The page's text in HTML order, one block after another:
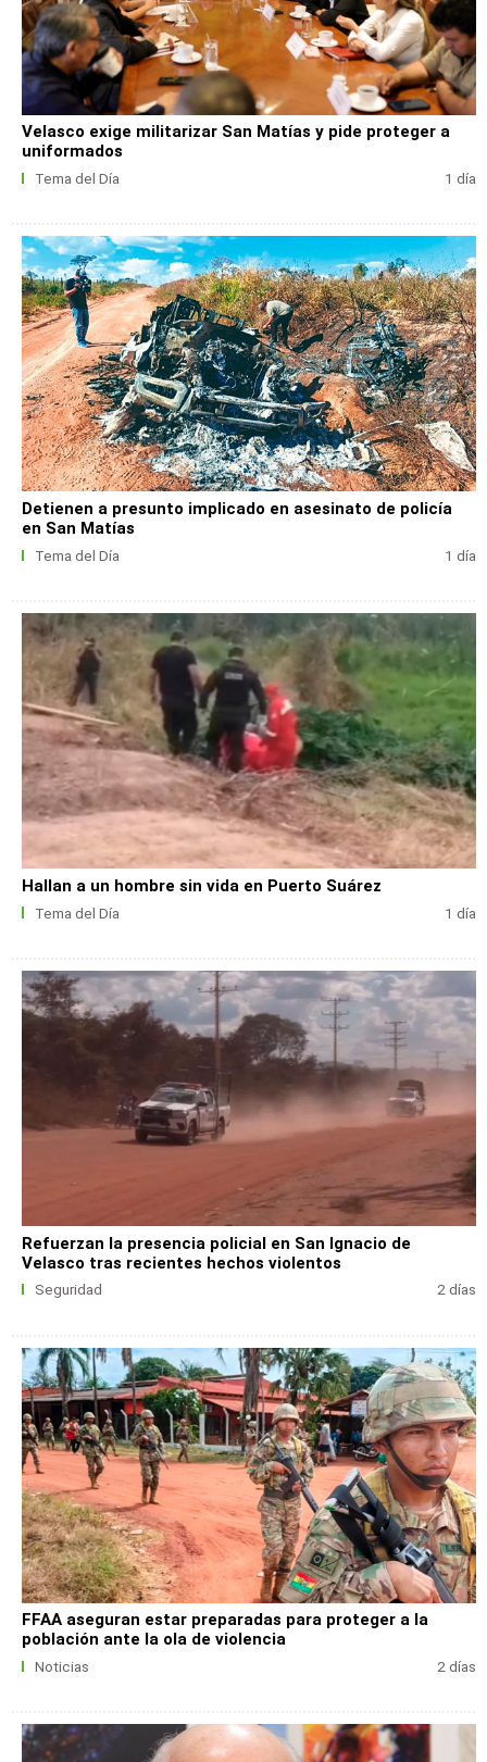
Velasco exige militarizar San Matías y pide proteger a
uniformados
Tema del Día 1 día
Detienen a presunto implicado en asesinato de policía
en San Matías
Tema del Día 1 día
Hallan a un hombre sin vida en Puerto Suárez
Tema del Día 1 día
Refuerzan la presencia policial en San Ignacio de
Velasco tras recientes hechos violentos
Seguridad 2 días
FFAA aseguran estar preparadas para proteger a la
población ante la ola de violencia
Noticias 2 días